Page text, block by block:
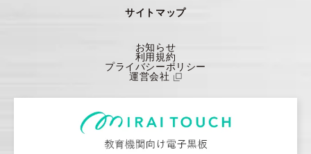
サイトマップ
お知らせ
利用規約
プライバシーポリシー
運営会社